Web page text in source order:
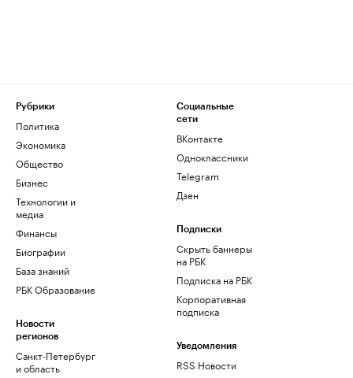
Рубрики
Политика
Экономика
Общество
Бизнес
Технологии и
медиа
Финансы
Биографии
База знаний
РБК Образование
Новости
регионов
Санкт-Петербург
и область
Социальные
сети
ВКонтакте
Одноклассники
Telegram
Дзен
Подписки
Скрыть баннеры
на РБК
Подписка на РБК
Корпоративная
подписка
Уведомления
RSS Новости